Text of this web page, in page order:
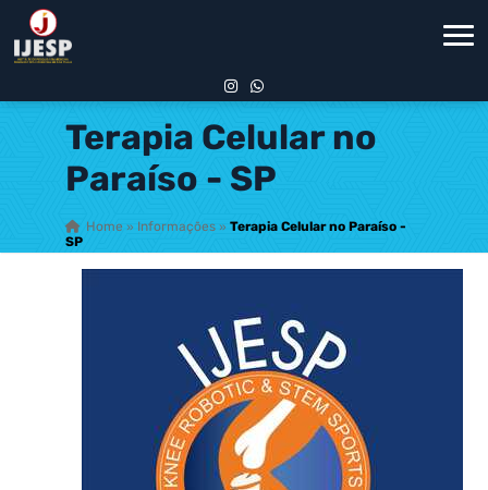
Terapia Celular no
Paraíso - SP
Home » Informações » Terapia Celular no Paraíso -
SP